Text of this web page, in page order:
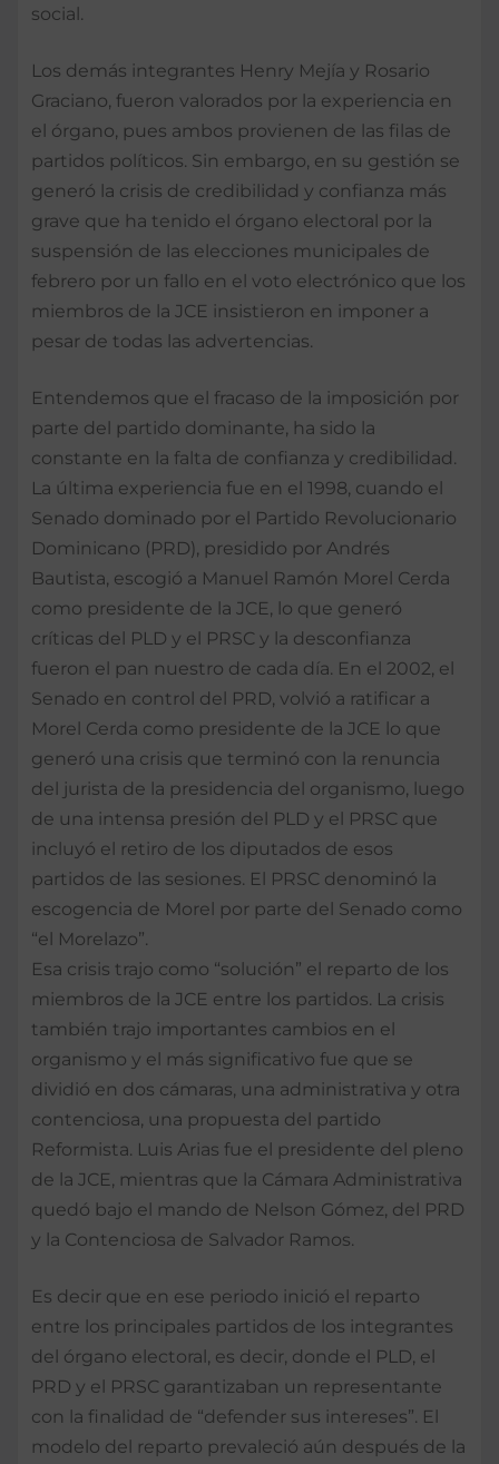
social.
Los demás integrantes Henry Mejía y Rosario
Graciano, fueron valorados por la experiencia en
el órgano, pues ambos provienen de las filas de
partidos políticos. Sin embargo, en su gestión se
generó la crisis de credibilidad y confianza más
grave que ha tenido el órgano electoral por la
suspensión de las elecciones municipales de
febrero por un fallo en el voto electrónico que los
miembros de la JCE insistieron en imponer a
pesar de todas las advertencias.
Entendemos que el fracaso de la imposición por
parte del partido dominante, ha sido la
constante en la falta de confianza y credibilidad.
La última experiencia fue en el 1998, cuando el
Senado dominado por el Partido Revolucionario
Dominicano (PRD), presidido por Andrés
Bautista, escogió a Manuel Ramón Morel Cerda
como presidente de la JCE, lo que generó
críticas del PLD y el PRSC y la desconfianza
fueron el pan nuestro de cada día. En el 2002, el
Senado en control del PRD, volvió a ratificar a
Morel Cerda como presidente de la JCE lo que
generó una crisis que terminó con la renuncia
del jurista de la presidencia del organismo, luego
de una intensa presión del PLD y el PRSC que
incluyó el retiro de los diputados de esos
partidos de las sesiones. El PRSC denominó la
escogencia de Morel por parte del Senado como
“el Morelazo”.
Esa crisis trajo como “solución” el reparto de los
miembros de la JCE entre los partidos. La crisis
también trajo importantes cambios en el
organismo y el más significativo fue que se
dividió en dos cámaras, una administrativa y otra
contenciosa, una propuesta del partido
Reformista. Luis Arias fue el presidente del pleno
de la JCE, mientras que la Cámara Administrativa
quedó bajo el mando de Nelson Gómez, del PRD
y la Contenciosa de Salvador Ramos.
Es decir que en ese periodo inició el reparto
entre los principales partidos de los integrantes
del órgano electoral, es decir, donde el PLD, el
PRD y el PRSC garantizaban un representante
con la finalidad de “defender sus intereses”. El
modelo del reparto prevaleció aún después de la